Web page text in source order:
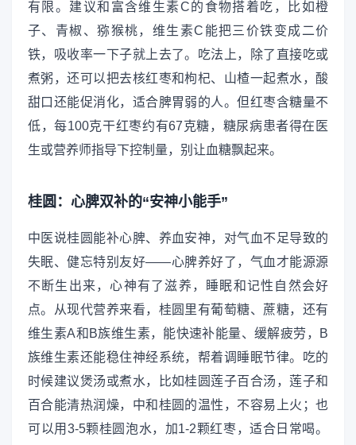
有限。建议和富含维生素C的食物搭着吃，比如橙
子、青椒、猕猴桃，维生素C能把三价铁变成二价
铁，吸收率一下子就上去了。吃法上，除了直接吃或
煮粥，还可以把去核红枣和枸杞、山楂一起煮水，酸
甜口还能促消化，适合脾胃弱的人。但红枣含糖量不
低，每100克干红枣约有67克糖，糖尿病患者得在医
生或营养师指导下控制量，别让血糖飘起来。
桂圆：心脾双补的“安神小能手”
中医说桂圆能补心脾、养血安神，对气血不足导致的
失眠、健忘特别友好——心脾养好了，气血才能源源
不断生出来，心神有了滋养，睡眠和记性自然会好
点。从现代营养来看，桂圆里有葡萄糖、蔗糖，还有
维生素A和B族维生素，能快速补能量、缓解疲劳，B
族维生素还能稳住神经系统，帮着调睡眠节律。吃的
时候建议煲汤或煮水，比如桂圆莲子百合汤，莲子和
百合能清热润燥，中和桂圆的温性，不容易上火；也
可以用3-5颗桂圆泡水，加1-2颗红枣，适合日常喝。